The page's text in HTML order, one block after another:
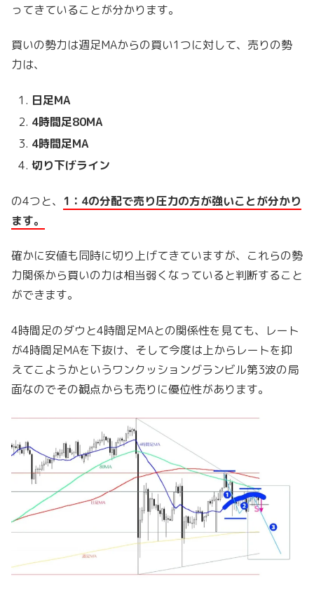
ってきていることが分かります。
買いの勢力は週足MAからの買い1つに対して、売りの勢
力は、
日足MA
4時間足80MA
4時間足MA
切り下げライン
の4つと、 1：4の分配で売り圧力の方が強いことが分かり
ます。
確かに安値も同時に切り上げてきていますが、これらの勢
力関係から買いの力は相当弱くなっていると判断すること
ができます。
4時間足のダウと4時間足MAとの関係性を見ても、レート
が4時間足MAを下抜け、そして今度は上からレートを抑
えてこようかというワンクッショングランビル第3波の局
面なのでその観点からも売りに優位性があります。